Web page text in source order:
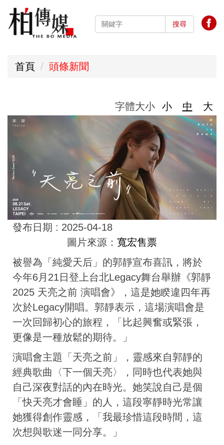
跳
到
搜尋
首頁 頭條新聞
字體大小 小 中 大
發布日期 : 2025-04-18
圖片來源： 寬宏售票
被譽為「純愛天后」的郭靜宣布喜訊，將於
今年6月21日登上台北Legacy舞台舉辦《郭靜
2025 天亮之前 演唱會》，這是她睽違四年再
次於Legacy開唱。郭靜表示，這場演唱會是
一次回歸初心的旅程，「比起興奮或緊張，
更像是一種放鬆的期待。」
演唱會主題「天亮之前」，靈感來自郭靜的
經典歌曲〈下一個天亮〉，同時也代表她與
自己深夜對話的內在時光。她笑說自己是個
「快天亮才會睡」的人，這段寧靜時光常讓
她獲得創作靈感，「我最珍惜這段時間，這
次想與歌迷一同分享。」